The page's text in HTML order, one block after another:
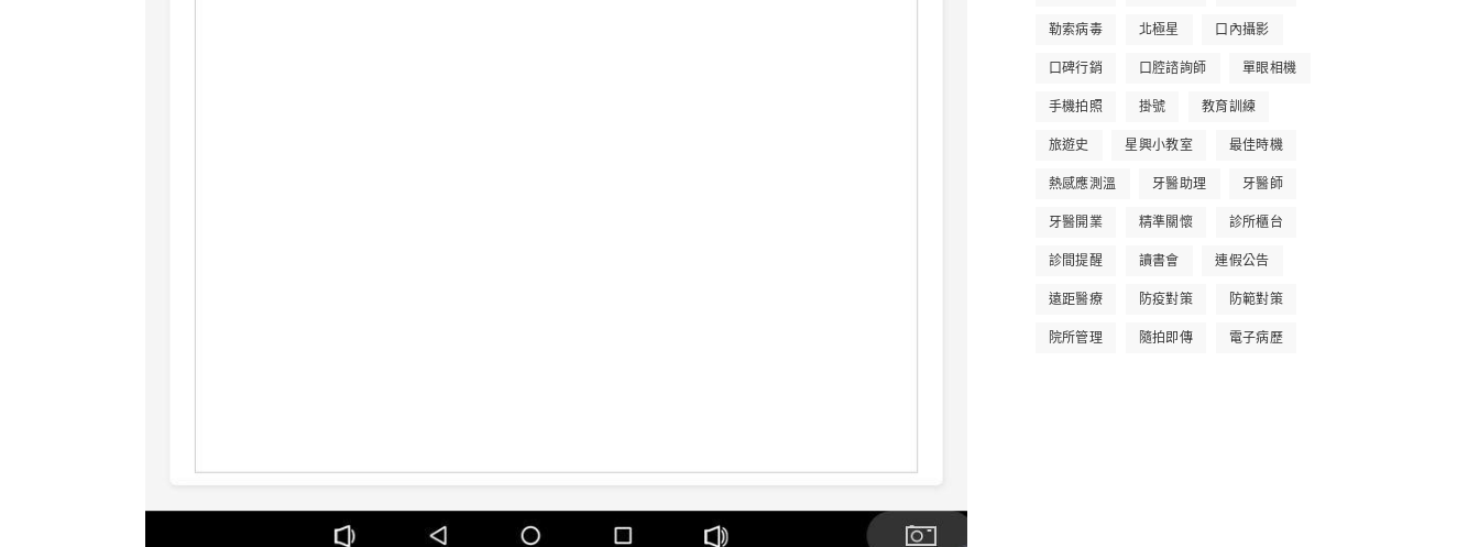
勒索病毒 北極星 口內攝影
口碑行銷 口腔諮詢師 單眼相機
手機拍照 掛號 教育訓練
旅遊史 星興小教室 最佳時機
熱感應測溫 牙醫助理 牙醫師
牙醫開業 精準關懷 診所櫃台
診間提醒 讀書會 連假公告
遠距醫療 防疫對策 防範對策
院所管理 隨拍即傳 電子病歷